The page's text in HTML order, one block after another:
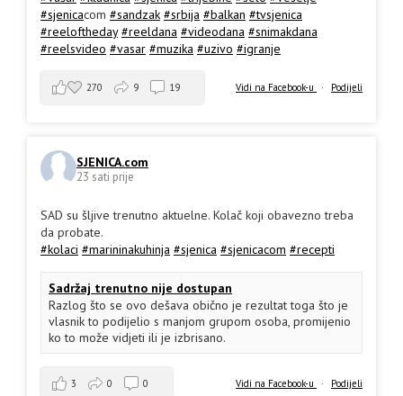
#sjenicacom #sandzak #srbija #balkan #tvsjenica
#reeloftheday #reeldana #videodana #snimakdana
#reelsvideo #vasar #muzika #uzivo #igranje
Vidi na Facebook-u · Podijeli
270 9 19
SJENICA.com
23 sati prije
SAD su šljive trenutno aktuelne. Kolač koji obavezno treba
da probate.
#kolaci #marininakuhinja #sjenica #sjenicacom #recepti
Sadržaj trenutno nije dostupan
Razlog što se ovo dešava obično je rezultat toga što je
vlasnik to podijelio s manjom grupom osoba, promijenio
ko to može vidjeti ili je izbrisano.
Vidi na Facebook-u · Podijeli
3 0 0